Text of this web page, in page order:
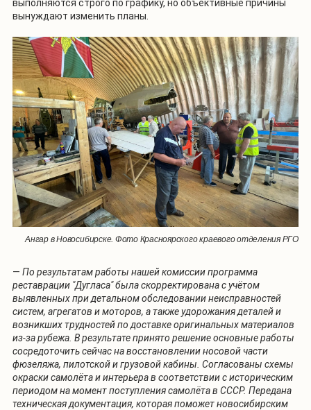
выполняются строго по графику, но объективные причины
вынуждают изменить планы.
Ангар в Новосибирске. Фото Красноярского краевого отделения РГО
— По результатам работы нашей комиссии программа
реставрации "Дугласа" была скорректирована с учётом
выявленных при детальном обследовании неисправностей
систем, агрегатов и моторов, а также удорожания деталей и
возникших трудностей по доставке оригинальных материалов
из-за рубежа. В результате принято решение основные работы
сосредоточить сейчас на восстановлении носовой части
фюзеляжа, пилотской и грузовой кабины. Согласованы схемы
окраски самолёта и интерьера в соответствии с историческим
периодом на момент поступления самолёта в СССР. Передана
техническая документация, которая поможет новосибирским